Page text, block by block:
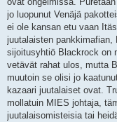
jo luopunut Venäjä
ei ole kansan etu vaan
juutalaisten pankkimafian,
sijoitusyhtiö Blackrock on
vetävät rahat ulos, mutta
muutoin se olisi jo
kazaari juutalaiset ovat.
mollatuin MIES johtaja,
juutalaisomisteisia tai